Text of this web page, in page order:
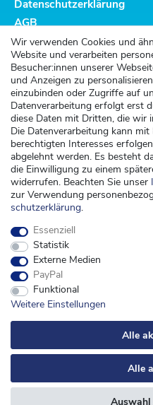
Wir verwenden Cookies und
Website und verarbeiten
Besucher:innen unserer
und Anzeigen zu
einzubinden oder Zugriffe auf
Datenverarbeitung erfolgt erst
diese Daten mit Dritten, die wir
Die Datenverarbeitung kann
berechtigten Interesses
abgelehnt werden. Es besteht
die Einwilligung zu einem
widerrufen. Beachten Sie unser
zur Verwendung
schutz­erklärung.
Essenziell
Statistik
Externe Medien
PayPal
Funktional
Weitere Einstellungen
Alle
Alle
Auswahl
Datenschutzerklärung
AGB
Altbatterieentsorgung
Kundenservice
Versand
Zahlung
Widerrufsrecht
Widerrufsformular
Kontakt
Montag, Dienstag, Freitag von
Anrufe aus dem dt. Festnetz zum
abweichend (abhängig vom Provider).